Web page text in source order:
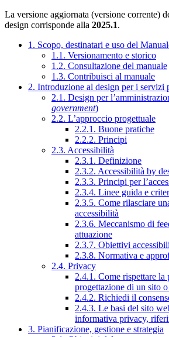
La versione aggiornata (versione corrente)
design corrisponde alla 2025.1.
1. Scopo, destinatari e uso del
1.1. Versionamento e storico
1.2. Consultazione del manuale
1.3. Contribuisci al manuale
2. Introduzione al design per i servizi
2.1. Design per
government)
2.2. L’approccio progettuale
2.2.1. Buone pratiche
2.2.2. Principi
2.3. Accessibilità
2.3.1. Definizione
2.3.2. Accessibilità by
2.3.3. Principi per
2.3.4. Linee guida e
2.3.5. Come rilasciare
accessibilità
2.3.6. Meccanismo di
attuazione
2.3.7. Obiettivi
2.3.8. Normativa e
2.4. Privacy
2.4.1. Come rispettare la
progettazione di un sito
2.4.2. Richiedi il
2.4.3. Le basi del sito
informativa privacy,
3. Pianificazione, gestione e strategia